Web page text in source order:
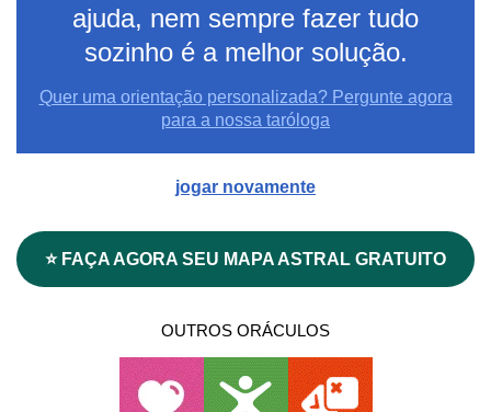
ajuda, nem sempre fazer tudo
sozinho é a melhor solução.
Quer uma orientação personalizada? Pergunte agora
para a nossa taróloga
jogar novamente
⭐ FAÇA AGORA SEU MAPA ASTRAL GRATUITO
OUTROS ORÁCULOS